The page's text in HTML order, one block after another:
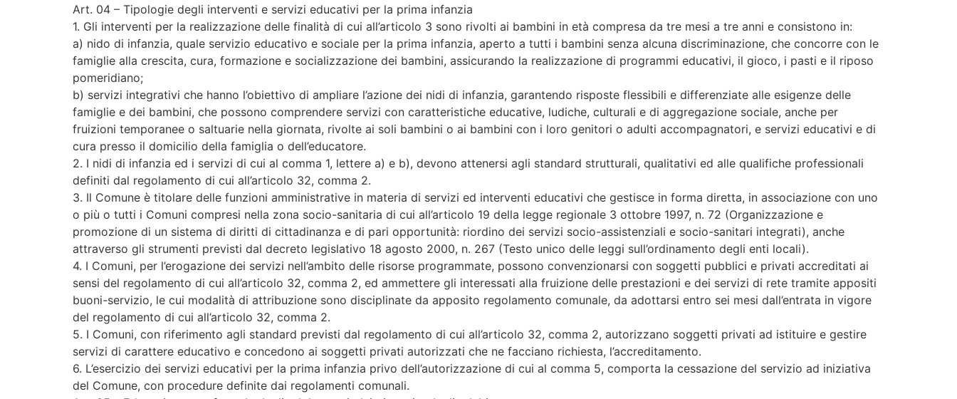
Art. 04 – Tipologie degli interventi e servizi educativi per la prima infanzia
1. Gli interventi per la realizzazione delle finalità di cui all’articolo 3 sono rivolti ai bambini in età compresa da tre mesi a tre anni e consistono in:
a) nido di infanzia, quale servizio educativo e sociale per la prima infanzia, aperto a tutti i bambini senza alcuna discriminazione, che concorre con le
famiglie alla crescita, cura, formazione e socializzazione dei bambini, assicurando la realizzazione di programmi educativi, il gioco, i pasti e il riposo
pomeridiano;
b) servizi integrativi che hanno l’obiettivo di ampliare l’azione dei nidi di infanzia, garantendo risposte flessibili e differenziate alle esigenze delle
famiglie e dei bambini, che possono comprendere servizi con caratteristiche educative, ludiche, culturali e di aggregazione sociale, anche per
fruizioni temporanee o saltuarie nella giornata, rivolte ai soli bambini o ai bambini con i loro genitori o adulti accompagnatori, e servizi educativi e di
cura presso il domicilio della famiglia o dell’educatore.
2. I nidi di infanzia ed i servizi di cui al comma 1, lettere a) e b), devono attenersi agli standard strutturali, qualitativi ed alle qualifiche professionali
definiti dal regolamento di cui all’articolo 32, comma 2.
3. Il Comune è titolare delle funzioni amministrative in materia di servizi ed interventi educativi che gestisce in forma diretta, in associazione con uno
o più o tutti i Comuni compresi nella zona socio-sanitaria di cui all’articolo 19 della legge regionale 3 ottobre 1997, n. 72 (Organizzazione e
promozione di un sistema di diritti di cittadinanza e di pari opportunità: riordino dei servizi socio-assistenziali e socio-sanitari integrati), anche
attraverso gli strumenti previsti dal decreto legislativo 18 agosto 2000, n. 267 (Testo unico delle leggi sull’ordinamento degli enti locali).
4. I Comuni, per l’erogazione dei servizi nell’ambito delle risorse programmate, possono convenzionarsi con soggetti pubblici e privati accreditati ai
sensi del regolamento di cui all’articolo 32, comma 2, ed ammettere gli interessati alla fruizione delle prestazioni e dei servizi di rete tramite appositi
buoni-servizio, le cui modalità di attribuzione sono disciplinate da apposito regolamento comunale, da adottarsi entro sei mesi dall’entrata in vigore
del regolamento di cui all’articolo 32, comma 2.
5. I Comuni, con riferimento agli standard previsti dal regolamento di cui all’articolo 32, comma 2, autorizzano soggetti privati ad istituire e gestire
servizi di carattere educativo e concedono ai soggetti privati autorizzati che ne facciano richiesta, l’accreditamento.
6. L’esercizio dei servizi educativi per la prima infanzia privo dell’autorizzazione di cui al comma 5, comporta la cessazione del servizio ad iniziativa
del Comune, con procedure definite dai regolamenti comunali.